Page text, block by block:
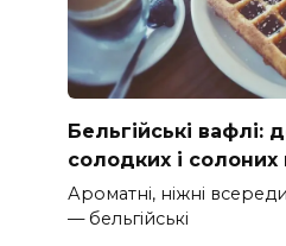
Бельгійські вафлі:
солодких і солоних
Ароматні, ніжні
— бельгійські